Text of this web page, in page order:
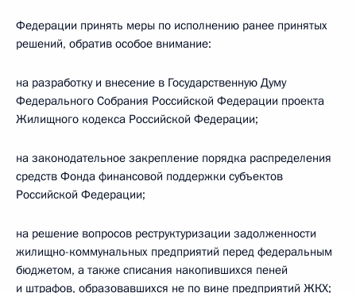
Федерации принять меры по исполнению ранее принятых
решений, обратив особое внимание:
на разработку и внесение в Государственную Думу
Федерального Собрания Российской Федерации проекта
Жилищного кодекса Российской Федерации;
на законодательное закрепление порядка распределения
средств Фонда финансовой поддержки субъектов
Российской Федерации;
на решение вопросов реструктуризации задолженности
жилищно-коммунальных предприятий перед федеральным
бюджетом, а также списания накопившихся пеней
и штрафов, образовавшихся не по вине предприятий ЖКХ;